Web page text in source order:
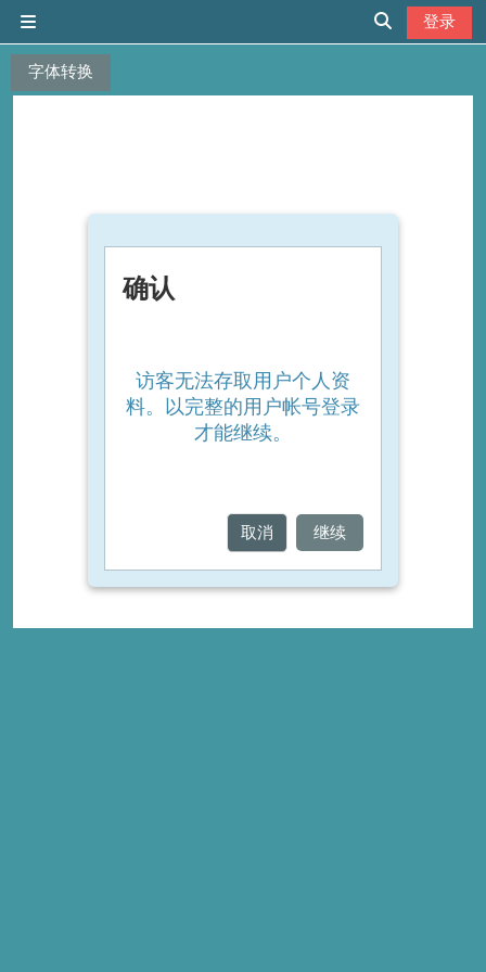
字体转换
切换搜索输入
登录
确认
访客无法存取用户个人资
料。以完整的用户帐号登录
才能继续。
取消 继续